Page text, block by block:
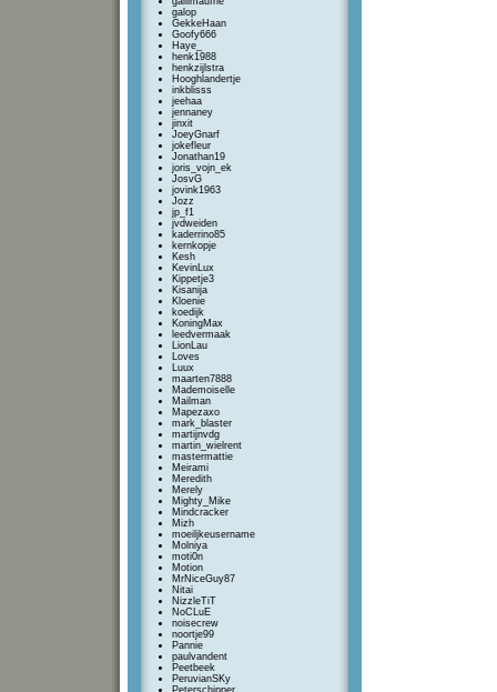
galop
GekkeHaan
Goofy666
Haye_
henk1988
henkzijlstra
Hooghlandertje
inkblisss
jeehaa
jennaney
jinxit
JoeyGnarf
jokefleur
Jonathan19
joris_vojn_ek
JosvG
jovink1963
Jozz
jp_f1
jvdweiden
kaderrino85
kernkopje
Kesh
KevinLux
Kippetje3
Kisanija
Kloenie
koedijk
KoningMax
leedvermaak
LionLau
Loves
Luux
maarten7888
Mademoiselle
Mailman
Mapezaxo
mark_blaster
martijnvdg
martin_wielrent
mastermattie
Meirami
Meredith
Merely
Mighty_Mike
Mindcracker
Mizh
moeiljkeusername
Molniya
moti0n
Motion
MrNiceGuy87
Nitai
NizzleTiT
NoCLuE
noisecrew
noortje99
Pannie
paulvandent
Peetbeek
PeruvianSKy
Peterschipper